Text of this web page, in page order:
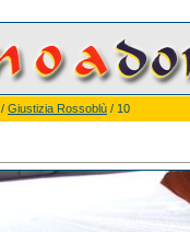
/ Giustizia Rossoblù / 10